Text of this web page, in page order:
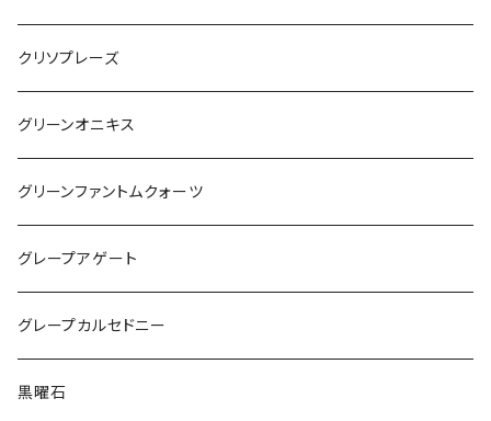
クリソプレーズ
グリーンオニキス
グリーンファントムクォーツ
グレープアゲート
グレープカルセドニー
黒曜石